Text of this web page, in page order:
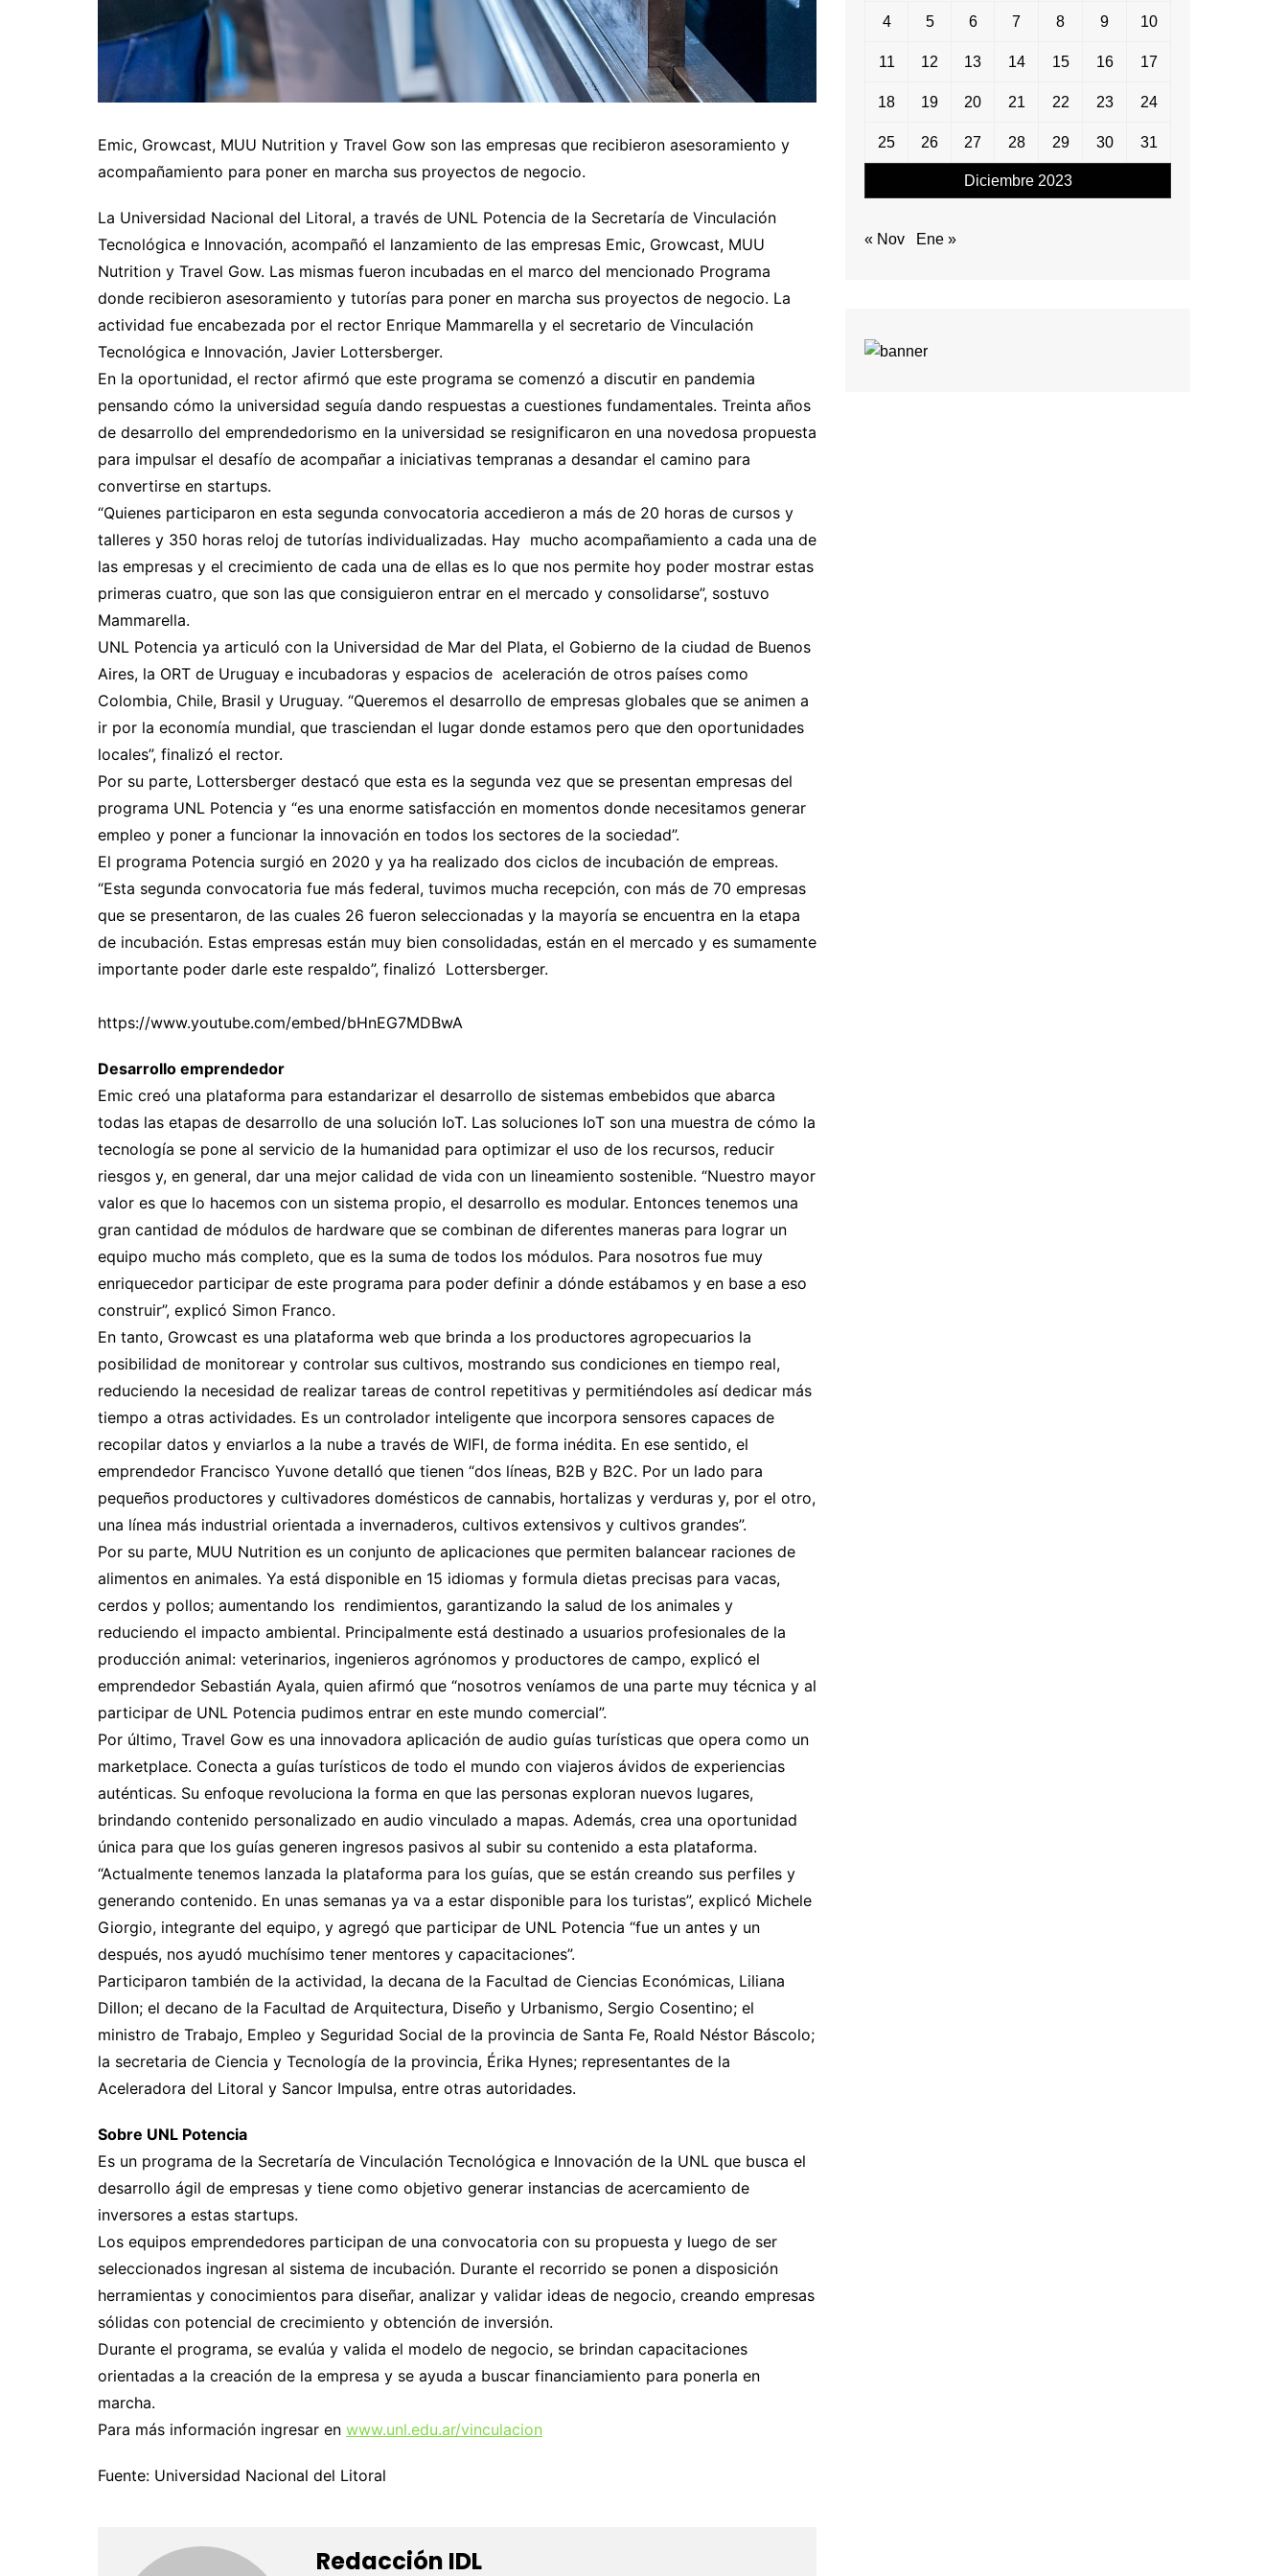
Emic, Growcast, MUU Nutrition y Travel Gow son las empresas que recibieron asesoramiento y
acompañamiento para poner en marcha sus proyectos de negocio.
La Universidad Nacional del Litoral, a través de UNL Potencia de la Secretaría de Vinculación
Tecnológica e Innovación, acompañó el lanzamiento de las empresas Emic, Growcast, MUU
Nutrition y Travel Gow. Las mismas fueron incubadas en el marco del mencionado Programa
donde recibieron asesoramiento y tutorías para poner en marcha sus proyectos de negocio. La
actividad fue encabezada por el rector Enrique Mammarella y el secretario de Vinculación
Tecnológica e Innovación, Javier Lottersberger.
En la oportunidad, el rector afirmó que este programa se comenzó a discutir en pandemia
pensando cómo la universidad seguía dando respuestas a cuestiones fundamentales. Treinta años
de desarrollo del emprendedorismo en la universidad se resignificaron en una novedosa propuesta
para impulsar el desafío de acompañar a iniciativas tempranas a desandar el camino para
convertirse en startups.
“Quienes participaron en esta segunda convocatoria accedieron a más de 20 horas de cursos y
talleres y 350 horas reloj de tutorías individualizadas. Hay mucho acompañamiento a cada una de
las empresas y el crecimiento de cada una de ellas es lo que nos permite hoy poder mostrar estas
primeras cuatro, que son las que consiguieron entrar en el mercado y consolidarse”, sostuvo
Mammarella.
UNL Potencia ya articuló con la Universidad de Mar del Plata, el Gobierno de la ciudad de Buenos
Aires, la ORT de Uruguay e incubadoras y espacios de aceleración de otros países como
Colombia, Chile, Brasil y Uruguay. “Queremos el desarrollo de empresas globales que se animen a
ir por la economía mundial, que trasciendan el lugar donde estamos pero que den oportunidades
locales”, finalizó el rector.
Por su parte, Lottersberger destacó que esta es la segunda vez que se presentan empresas del
programa UNL Potencia y “es una enorme satisfacción en momentos donde necesitamos generar
empleo y poner a funcionar la innovación en todos los sectores de la sociedad”.
El programa Potencia surgió en 2020 y ya ha realizado dos ciclos de incubación de empreas.
“Esta segunda convocatoria fue más federal, tuvimos mucha recepción, con más de 70 empresas
que se presentaron, de las cuales 26 fueron seleccionadas y la mayoría se encuentra en la etapa
de incubación. Estas empresas están muy bien consolidadas, están en el mercado y es sumamente
importante poder darle este respaldo”, finalizó Lottersberger.
https://www.youtube.com/embed/bHnEG7MDBwA
Desarrollo emprendedor
Emic creó una plataforma para estandarizar el desarrollo de sistemas embebidos que abarca
todas las etapas de desarrollo de una solución IoT. Las soluciones IoT son una muestra de cómo la
tecnología se pone al servicio de la humanidad para optimizar el uso de los recursos, reducir
riesgos y, en general, dar una mejor calidad de vida con un lineamiento sostenible. “Nuestro mayor
valor es que lo hacemos con un sistema propio, el desarrollo es modular. Entonces tenemos una
gran cantidad de módulos de hardware que se combinan de diferentes maneras para lograr un
equipo mucho más completo, que es la suma de todos los módulos. Para nosotros fue muy
enriquecedor participar de este programa para poder definir a dónde estábamos y en base a eso
construir”, explicó Simon Franco.
En tanto, Growcast es una plataforma web que brinda a los productores agropecuarios la
posibilidad de monitorear y controlar sus cultivos, mostrando sus condiciones en tiempo real,
reduciendo la necesidad de realizar tareas de control repetitivas y permitiéndoles así dedicar más
tiempo a otras actividades. Es un controlador inteligente que incorpora sensores capaces de
recopilar datos y enviarlos a la nube a través de WIFI, de forma inédita. En ese sentido, el
emprendedor Francisco Yuvone detalló que tienen “dos líneas, B2B y B2C. Por un lado para
pequeños productores y cultivadores domésticos de cannabis, hortalizas y verduras y, por el otro,
una línea más industrial orientada a invernaderos, cultivos extensivos y cultivos grandes”.
Por su parte, MUU Nutrition es un conjunto de aplicaciones que permiten balancear raciones de
alimentos en animales. Ya está disponible en 15 idiomas y formula dietas precisas para vacas,
cerdos y pollos; aumentando los rendimientos, garantizando la salud de los animales y
reduciendo el impacto ambiental. Principalmente está destinado a usuarios profesionales de la
producción animal: veterinarios, ingenieros agrónomos y productores de campo, explicó el
emprendedor Sebastián Ayala, quien afirmó que “nosotros veníamos de una parte muy técnica y al
participar de UNL Potencia pudimos entrar en este mundo comercial”.
Por último, Travel Gow es una innovadora aplicación de audio guías turísticas que opera como un
marketplace. Conecta a guías turísticos de todo el mundo con viajeros ávidos de experiencias
auténticas. Su enfoque revoluciona la forma en que las personas exploran nuevos lugares,
brindando contenido personalizado en audio vinculado a mapas. Además, crea una oportunidad
única para que los guías generen ingresos pasivos al subir su contenido a esta plataforma.
“Actualmente tenemos lanzada la plataforma para los guías, que se están creando sus perfiles y
generando contenido. En unas semanas ya va a estar disponible para los turistas”, explicó Michele
Giorgio, integrante del equipo, y agregó que participar de UNL Potencia “fue un antes y un
después, nos ayudó muchísimo tener mentores y capacitaciones”.
Participaron también de la actividad, la decana de la Facultad de Ciencias Económicas, Liliana
Dillon; el decano de la Facultad de Arquitectura, Diseño y Urbanismo, Sergio Cosentino; el
ministro de Trabajo, Empleo y Seguridad Social de la provincia de Santa Fe, Roald Néstor Báscolo;
la secretaria de Ciencia y Tecnología de la provincia, Érika Hynes; representantes de la
Aceleradora del Litoral y Sancor Impulsa, entre otras autoridades.
Sobre UNL Potencia
Es un programa de la Secretaría de Vinculación Tecnológica e Innovación de la UNL que busca el
desarrollo ágil de empresas y tiene como objetivo generar instancias de acercamiento de
inversores a estas startups.
Los equipos emprendedores participan de una convocatoria con su propuesta y luego de ser
seleccionados ingresan al sistema de incubación. Durante el recorrido se ponen a disposición
herramientas y conocimientos para diseñar, analizar y validar ideas de negocio, creando empresas
sólidas con potencial de crecimiento y obtención de inversión.
Durante el programa, se evalúa y valida el modelo de negocio, se brindan capacitaciones
orientadas a la creación de la empresa y se ayuda a buscar financiamiento para ponerla en
marcha.
Para más información ingresar en www.unl.edu.ar/vinculacion
Fuente: Universidad Nacional del Litoral
Redacción IDL
Diciembre 2023
4 5 6 7 8 9 10
11 12 13 14 15 16 17
18 19 20 21 22 23 24
25 26 27 28 29 30 31
« Nov Ene »